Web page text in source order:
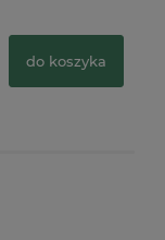
do koszyka